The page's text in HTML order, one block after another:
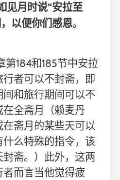
见月时说“安拉至
以便你们感恩。
第184和185节中安拉
者可以不封斋，即
和旅行期间可以不
全斋月（赖麦丹
斋月的某些天可以
么特殊的指令，该
斋。）此外，这两
而言当他觉得疲